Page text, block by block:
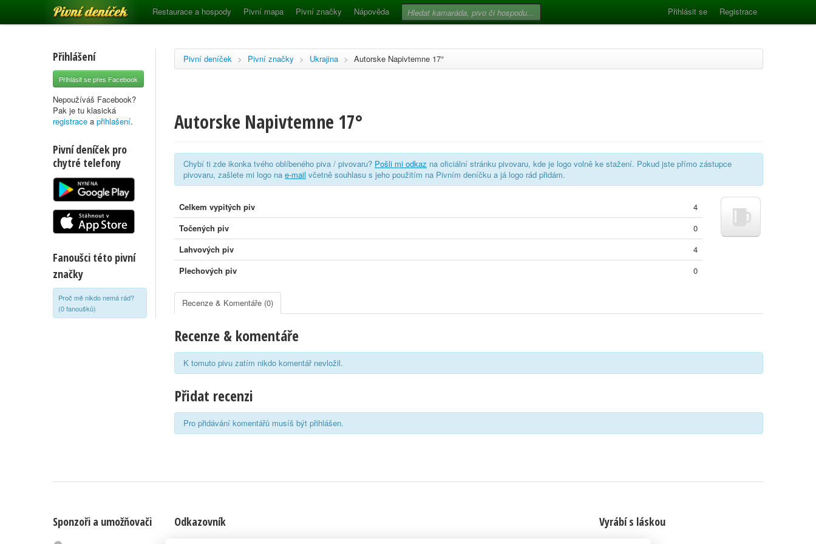
Pivní deníček Restaurace a hospody Pivní mapa Pivní značky Nápověda Přihlásit se Registrace
Přihlášení
Přihlásit se přes Facebook
Nepoužíváš Facebook?
Pak je tu klasická
registrace a přihlašení.
Pivní deníček pro
chytré telefony
Fanoušci této pivní
značky
Proč mě nikdo nemá rád?
(0 fanoušků)
Pivní deníček > Pivní značky > Ukrajina > Autorske Napivtemne 17°
Autorske Napivtemne 17°
Chybí ti zde ikonka tvého oblíbeného piva / pivovaru? Pošli mi odkaz na oficiální stránku pivovaru, kde je logo volně ke stažení. Pokud jste přímo zástupce
pivovaru, zašlete mi logo na e-mail včetně souhlasu s jeho použitím na Pivním deníčku a já logo rád přidám.
Celkem vypitých piv
4
Točených piv
0
Lahvových piv
4
Plechových piv
0
Recenze & Komentáře (0)
Recenze & komentáře
K tomuto pivu zatím nikdo komentář nevložil.
Přidat recenzi
Pro přidávání komentářů musíš být přihlášen.
Sponzoři a umožňovači Odkazovník Vyrábí s láskou